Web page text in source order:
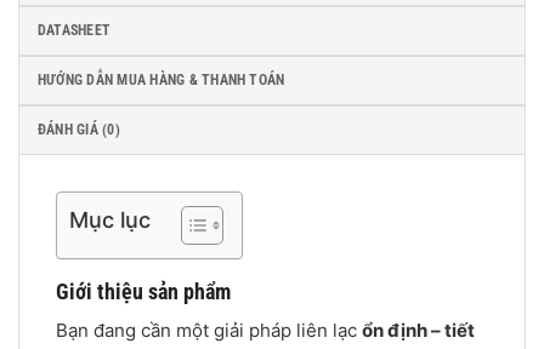
DATASHEET
HƯỚNG DẪN MUA HÀNG & THANH TOÁN
ĐÁNH GIÁ (0)
Mục lục
Giới thiệu sản phẩm
Bạn đang cần một giải pháp liên lạc ổn định – tiết